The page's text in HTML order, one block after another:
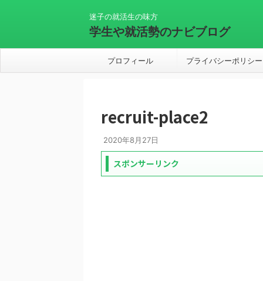
迷子の就活生の味方
学生や就活勢のナビブログ
プロフィール プライバシーポリシー
recruit-place2
2020年8月27日
スポンサーリンク